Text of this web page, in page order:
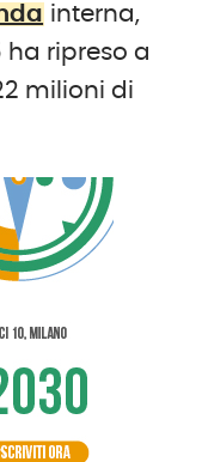
interna,
ha ripreso a
milioni di